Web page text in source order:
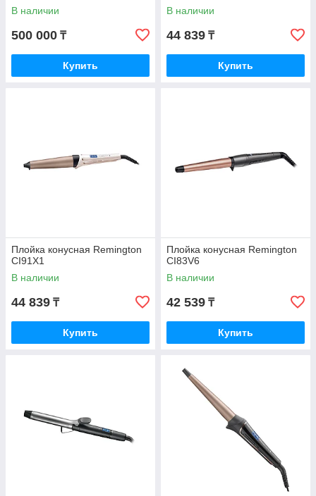
В наличии
500 000 ₸
Купить
В наличии
44 839 ₸
Купить
Плойка конусная Remington
CI91X1
В наличии
44 839 ₸
Купить
Плойка конусная Remington
CI83V6
В наличии
42 539 ₸
Купить